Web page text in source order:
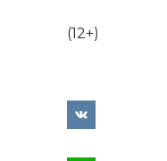
(12+)